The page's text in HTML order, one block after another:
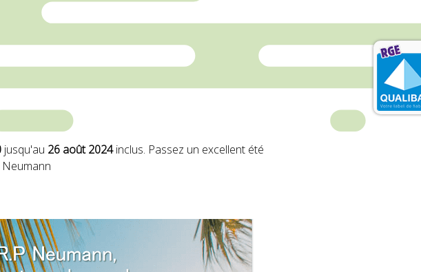
jusqu'au 26 août 2024inclus. Passez un excellent été
Neumann